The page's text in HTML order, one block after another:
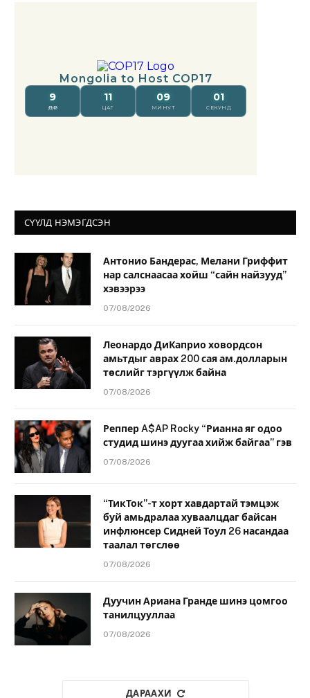
СҮҮЛД НЭМЭГДСЭН
Антонио Бандерас, Мелани Гриффит
нар салснаасаа хойш “сайн найзууд”
хэвээрээ
07/08/2026
Леонардо ДиКаприо ховордсон
амьтдыг аврах 200 сая ам.долларын
төслийг тэргүүлж байна
07/08/2026
Реппер A$AP Rocky “Рианна яг одоо
студид шинэ дуугаа хийж байгаа” гэв
07/08/2026
“ТикТок”-т хорт хавдартай тэмцэж
буй амьдралаа хуваалцдаг байсан
инфлюнсер Сидней Тоул 26 насандаа
таалал төгслөө
07/08/2026
Дуучин Ариана Гранде шинэ цомгоо
танилцууллаа
07/08/2026
ДАРААХИ